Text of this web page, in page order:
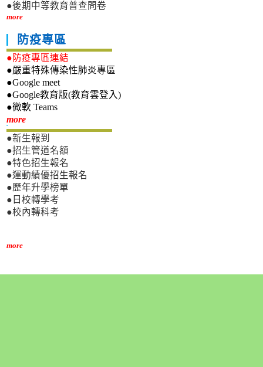
●後期中等教育普查問卷
more
防疫專區
●防疫專區連結
●嚴重特殊傳染性肺炎專區
●Google meet
●Google教育版(教育雲登入)
●微軟 Teams
more新生專區
●新生報到
●招生管道名額
●特色招生報名
●運動績優招生報名
●歷年升學榜單
●日校轉學考
●校內轉科考
more